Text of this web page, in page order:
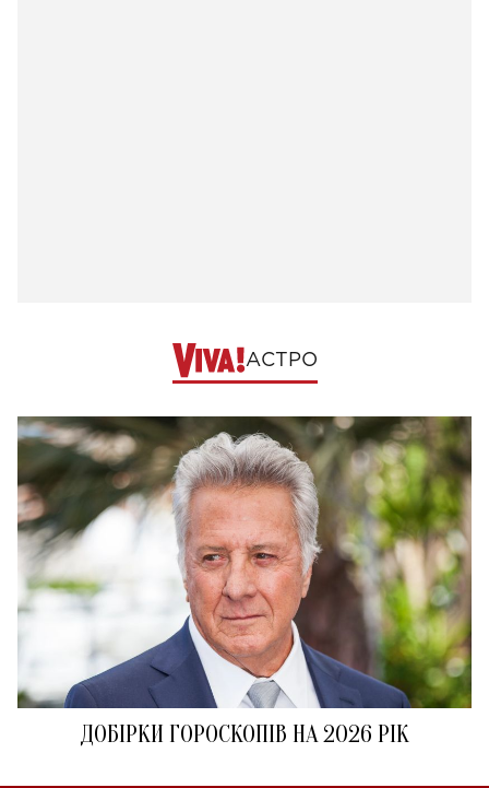
АСТРО
ДОБІРКИ ГОРОСКОПІВ НА 2026 РІК